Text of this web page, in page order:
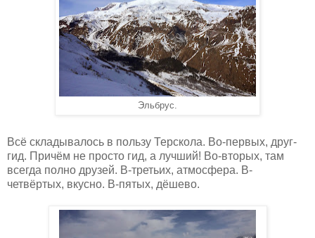
Эльбрус.
Всё складывалось в пользу Терскола. Во-первых, друг-
гид. Причём не просто гид, а лучший! Во-вторых, там
всегда полно друзей. В-третьих, атмосфера. В-
четвёртых, вкусно. В-пятых, дёшево.